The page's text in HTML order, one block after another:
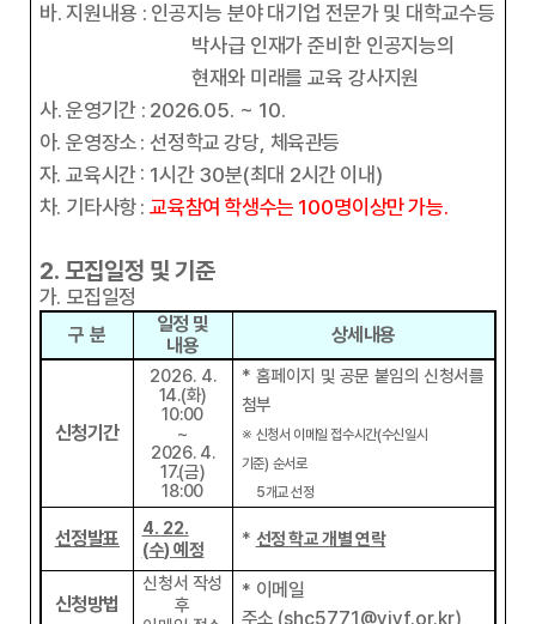
바.지원내용 : 인공지능 분야 대기업 전문가 및 대학교수등
박사급 인재가 준비한 인공지능의
현재와 미래를 교육 강사지원
사. 운영기간 : 2026.05. ~ 10.
아.운영장소 : 선정학교 강당, 체육관등
자.교육시간 : 1시간 30분(최대 2시간 이내 )
차. 기타사항 :교육참여 학생수는 100명이상만 가능.
2. 모집일정 및 기준
가. 모집일정
구 분
일정 및
내용
상세내용
신청기간
2026. 4.
14.(화)
10:00
~
2026. 4.
17.(금)
18:00
* 홈페이지 및 공문 붙임의 신청서를
첨부
※ 신청서 이메일 접수시간(수신일시
기준) 순서로
5개교 선정
선정발표
4. 22.
(수)예정 * 선정 학교 개별 연락
신청방법
신청서 작성
후
* 이메일
주소 (shc5771@yiyf.or.kr)